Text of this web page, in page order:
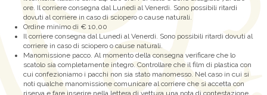
ore. Il corriere consegna dal Lunedì al Venerdì. Sono possibili ritardi
dovuti al corriere in caso di sciopero o cause naturali.
Ordine minimo di € 10,00
Il corriere consegna dal Lunedì al Venerdì. Sono possibili ritardi dovuti al
corriere in caso di sciopero o cause naturali.
Manomissione pacco. Al momento della consegna verificare che lo
scatolo sia completamente integro. Controllare che il film di plastica con
cui confezioniamo i pacchi non sia stato manomesso. Nel caso in cui si
noti qualche manomissione comunicare al corriere che si accetta con
riserva e fare inserire nella lettera di vettura una nota di contestazione.